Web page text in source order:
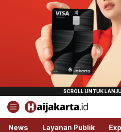
Haijakarta.id
Semua Tentang Jakarta
News Layanan Publik